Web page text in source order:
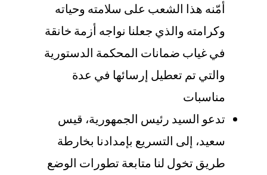
أمّنه هذا الشعب على سلامته وحياته
وكرامته والذي جعلنا نواجه أزمة خانقة
في غياب ضمانات المحكمة الدستورية
والتي تم تعطيل إرسائها في عدة
مناسبات
تدعو السيد رئيس الجمهورية، قيس
سعيد، إلى التسريع بإمدادنا بخارطة
طريق تخول لنا متابعة تطورات الوضع